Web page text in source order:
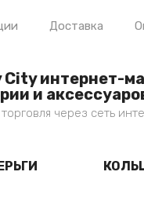
Доставка
интернет-
и
через сеть